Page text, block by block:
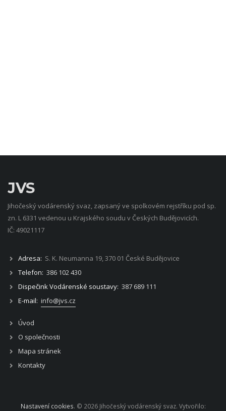
JVS
Jihočeský vodárenský svaz, zapsaný ve spolkovém rejstříku pod sp.
zn. L 6331 vedenou u Krajského soudu v Českých Budějovicích.
IČ: 49021117
Adresa: S. K. Neumanna 19, 370 01 České Budějovice
Telefon: 386 102 430
Dispečink Vodárenské soustavy: 387 689 111
E-mail: info@jvs.cz
Úvod
O společnosti
Mapa stránek
Kontakty
Nastavení cookies. © 2026 Jihočeský vodárenský svaz. Vytvořilo: